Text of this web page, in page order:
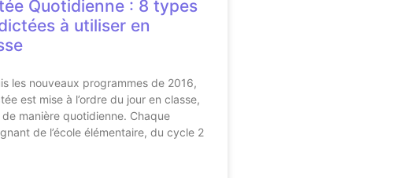
Quotidienne : 8 types
à utiliser en
les nouveaux programmes de 2016,
est mise à l’ordre du jour en classe,
manière quotidienne. Chaque
de l’école élémentaire, du cycle 2